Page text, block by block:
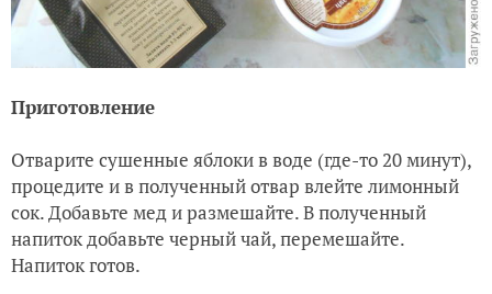
Приготовление
Отварите сушенные яблоки в воде (где-то 20 минут),
процедите и в полученный отвар влейте лимонный
сок. Добавьте мед и размешайте. В полученный
напиток добавьте черный чай, перемешайте.
Напиток готов.